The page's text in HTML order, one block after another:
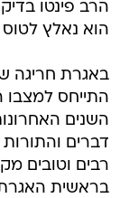
הרב פינטו
הוא נאלץ
באגרת חריגה
התייחס למצבו
השנים
דברים
רבים וטובים
בראשית